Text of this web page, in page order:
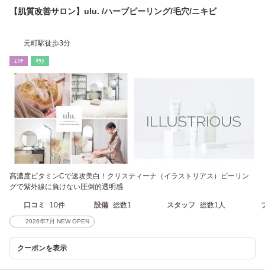
【肌質改善サロン】ulu. /ハーブピーリング/毛穴/ニキビ
元町駅徒歩3分
ｴｽﾃ ﾘﾗｸ
高濃度ビタミンCで速攻美白！クリスティーナ（イラストリアス）ピーリン
グで紫外線に負けない圧倒的透明感
口コミ 10件 設備 総数1 スタッフ 総数1人
2026年7月 NEW OPEN
クーポンを表示